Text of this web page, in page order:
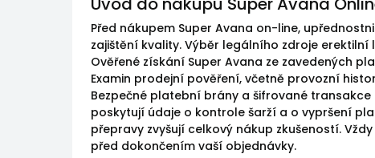
Před nákupem Super Avana on-line,
zajištění kvality. Výběr legálního zdroje erektilní
Ověřené získání Super Avana ze zavedených
Examin prodejní pověření, včetně provozní
Bezpečné platební brány a šifrované
poskytují údaje o kontrole šarží a o vypršení
přepravy zvyšují celkový nákup zkušeností.
před dokončením vaší objednávky.